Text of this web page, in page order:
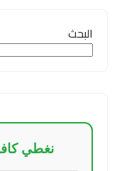
البحث
نغطي كافة